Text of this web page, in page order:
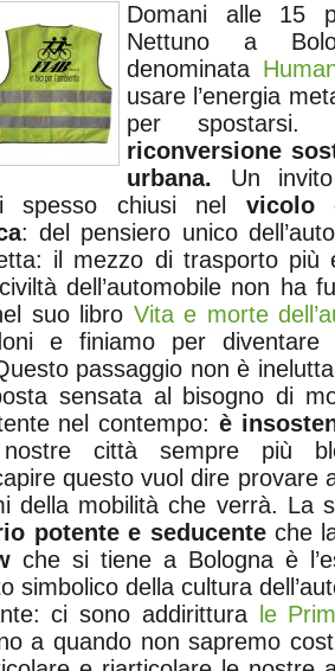
Domani alle 15
Nettuno a
denominata
usare l’energia
per
riconversione
urbana. Un
spesso chiusi nel vicolo
: del pensiero unico
il mezzo di trasporto più
dell’automobile non ha
suo libro Vita e morte
e finiamo per diventare
passaggio non è
sensata al bisogno di
nel contempo: è
città sempre più
questo vuol dire provare
della mobilità che verrà. La
potente e seducenteche
che si tiene a Bologna è
simbolico della cultura
ci sono addirittura
le
a quando non sapremo